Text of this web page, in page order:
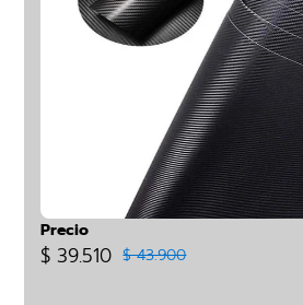
Precio
$ 39.510 $ 43.900